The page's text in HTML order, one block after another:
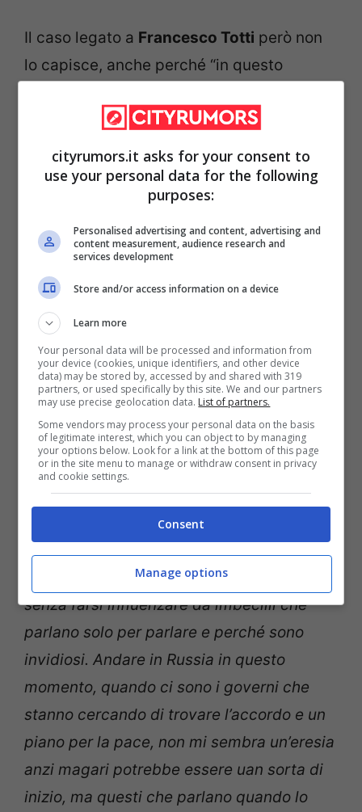
Il caso legato a Francesco Totti però non
lo capisce, anche perché “in questo
la pace, le dico una cosa”, prego, “
preparando perché credo che ad
agosto o
magari anche prima, riuscirò a fare un
concerto nella Piazza Rossa
per la pace e sarebbe bellissimo, io mi sto
preparando e sono sicuro che accadrà e
non vedo l’ora di tornare aMosca, dove
sono amatissimo ancora oggi
“Totti non deve ascoltare
nessuno, vada a Mosca
poi ci torneremo insieme
per il concerto magari…”
E riguardo aFrancesco Totti,Al Banonon
ha dubbi e rincara la dose: “
prendere la decisione migliore per lui
senza farsi influenzare da imbecilli che
parlano solo per parlare e perché sono
invidiosi. Andare in Russia in questo
momento, quando ci sono i governi che
stanno cercando di trovare l’accordo e un
piano per la pace, non mi sembra un’eresia
anzi magari potrebbe essere uan sorta di
inizio, ma questi che parlano quando lo
cityrumors.it asks for your consent to
use your personal data for the following
purposes:
Personalised advertising and content, advertising and
content measurement, audience research and
services development
Store and/or access information on a device
Learn more
Your personal data will be processed and information from
your device (cookies, unique identifiers, and other device
data) may be stored by, accessed by and shared with 319
partners, or used specifically by this site. We and our partners
may use precise geolocation data. List of partners.
Some vendors may process your personal data on the basis
of legitimate interest, which you can object to by managing
your options below. Look for a link at the bottom of this page
or in the site menu to manage or withdraw consent in privacy
and cookie settings.
Consent
Manage options